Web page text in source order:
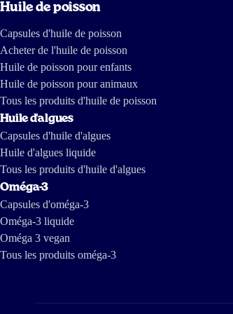
tandis que l'EPA de l'huile de poisson est
Huile de poisson
L'huile de poisson est bonne pour la santé
Les acides gras EPA et DHA de l'huile de
quotidienne de 250 mg de ceux-ci, l'huile
L'huile de poisson est-elle aussi bonne
grammes par jour de ces deux substances
poisson aide à maintenir une tension
Ces deux substances (2 grammes par jour)
pas négligeable quand on sait qu'un taux
Il faut préciser qu'il existe aussi une limite
Huile de poisson
Capsules d'huile de poisson
Acheter de l'huile de poisson
Huile de poisson pour enfants
Huile de poisson pour animaux
Tous les produits d'huile de poisson
Huile d'algues
Capsules d'huile d'algues
Huile d'algues liquide
Tous les produits d'huile d'algues
Oméga-3
Capsules d'oméga-3
Oméga-3 liquide
Oméga 3 vegan
Tous les produits oméga-3